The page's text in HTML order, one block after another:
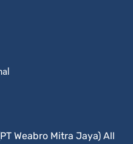
Weabro Mitra Jaya) All